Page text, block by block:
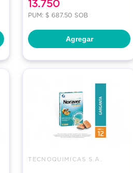
13.750
PUM: $ 687.50 SOB
Agregar
TECNOQUIMICAS S.A.